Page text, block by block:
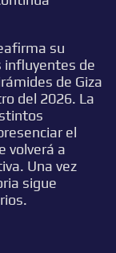
su
influyentes de
de Giza
del 2026. La
el
volverá a
Una vez
sigue